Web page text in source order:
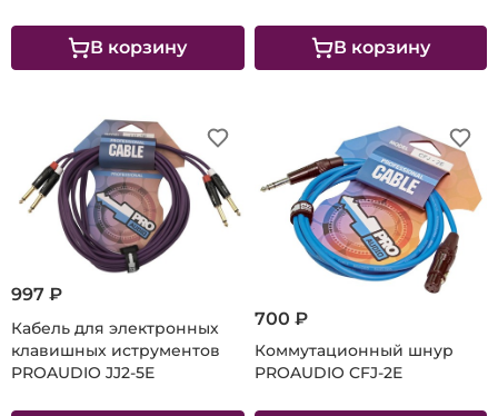
В корзину В корзину
Кабель для электронных
клавишных иструментов
PROAUDIO JJ2-5E
997 ₽
Коммутационный шнур
PROAUDIO CFJ-2E
700 ₽